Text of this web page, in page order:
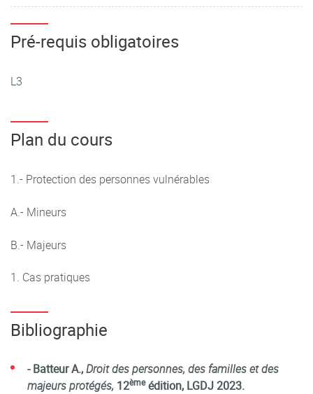
Pré-requis obligatoires
L3
Plan du cours
1.- Protection des personnes vulnérables
A.- Mineurs
B.- Majeurs
Cas pratiques
Bibliographie
- Batteur A.,Droit des personnes, des familles et des
majeurs protégés, 12èmeédition, LGDJ 2023.